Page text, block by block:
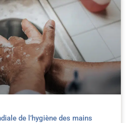
de l’hygiène des mains